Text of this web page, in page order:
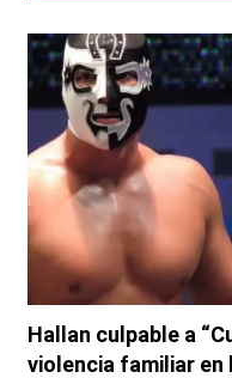
Hallan culpable a
violencia familiar en